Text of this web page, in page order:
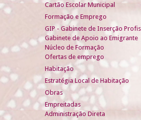
Cartão Escolar Municipal
Formação e Emprego
GIP - Gabinete de Inserção
Gabinete de Apoio ao Emigrante
Núcleo de Formação
Ofertas de emprego
Habitação
Estratégia Local de Habitação
Obras
Empreitadas
Administração Direta